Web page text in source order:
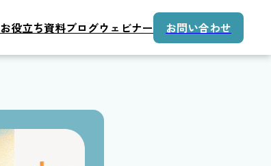
お役立ち資料ブログウェビナー お問い合わせ